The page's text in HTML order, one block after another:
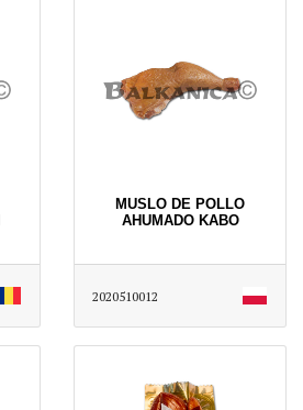
MUSLO DE POLLO
AHUMADO KABO
2020510012